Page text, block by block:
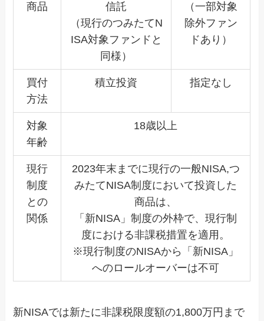
商品
信託
（現行のつみたてN
ISA対象ファンドと
同様）
（一部対象
除外ファン
ドあり）
買付
方法
積立投資 指定なし
対象
年齢
18歳以上
現行
制度
との
関係
2023年末までに現行の一般NISA,つ
みたてNISA制度において投資した
商品は、
「新NISA」制度の外枠で、現行制
度における非課税措置を適用。
※現行制度のNISAから「新NISA」
へのロールオーバーは不可
新NISAでは新たに非課税限度額の1,800万円まで